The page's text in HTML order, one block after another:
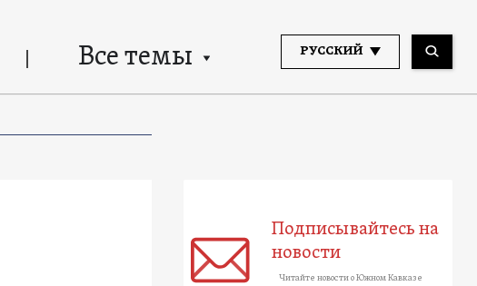
Все темы РУССКИЙ
Подписывайтесь на
новости
Читайте новости о Южном Кавказе